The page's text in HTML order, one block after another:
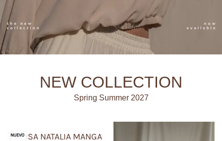
NEW COLLECTION
Spring Summer 2027
NUEVO
CAMISA NATALIA MANGA